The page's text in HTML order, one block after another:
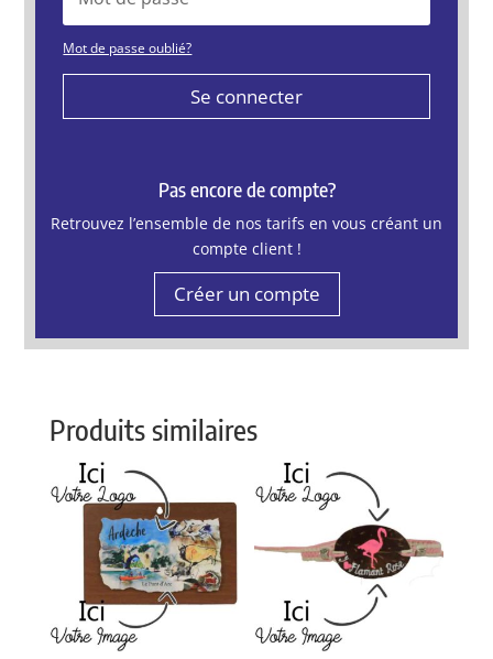
Mot de passe oublié?
Se connecter
Pas encore de compte?
Retrouvez l’ensemble de nos tarifs en vous créant un
compte client !
Créer un compte
Produits similaires